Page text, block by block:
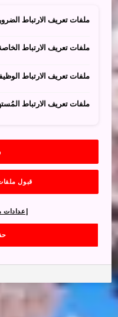
ملفات تعريف الارتباط
ملفات تعريف الارتباط الخاصة
ملفات تعريف الارتباط
ملفات تعريف الارتباط
قبول
إعدادات